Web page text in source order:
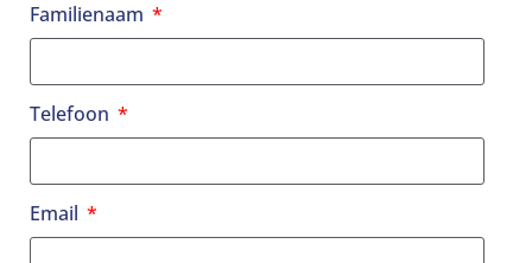
Familienaam
Telefoon
Email